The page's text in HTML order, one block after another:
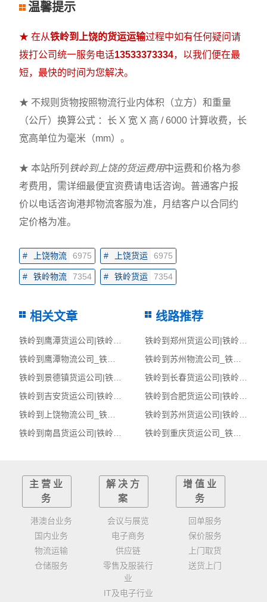
温馨提示
★ 在从铁岭到上饶的货运运输过程中如有任何疑问请
拨打公司统一服务电话13533373334，以我们便在最
短，最快的时间为您解决。
★ 不规则货物按照物流行业内体积（立方）和重量
（公斤）换算公式 ：长 X 宽 X 高 / 6000 计算收费，长
宽高单位为毫米（mm）。
★ 本站所列 铁岭到上饶的货运费用中运费和价格为参
考费用，需详细最便宜资费请电话咨询。普通客户报
价以电话咨询港邦物流客服为准，月结客户以合同约
定价格为准。
# 上饶物流 6975 # 上饶货运 6975
# 铁岭物流 7354 # 铁岭货运 7354
相关文章 线路推荐
主营业
务
港澳台业务
国内业务
物流运输
仓储服务
解决方
案
会议与展览
电子商务
供应链
零售及服装行
业
IT及电子行业
增值业
务
回单服务
保价服务
上门取货
送货上门